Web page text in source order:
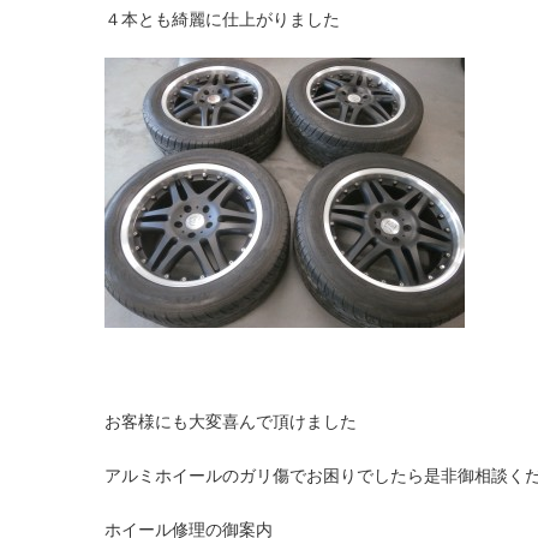
４本とも綺麗に仕上がりました
お客様にも大変喜んで頂けました
アルミホイールのガリ傷でお困りでしたら是非御相談く
ホイール修理の御案内